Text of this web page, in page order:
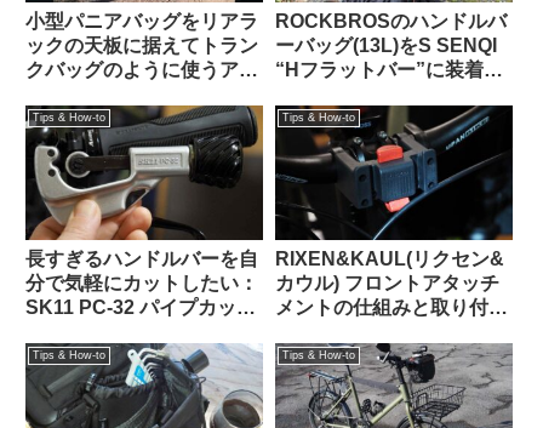
小型パニアバッグをリアラ
ックの天板に据えてトラン
クバッグのように使うアイ
ら）Ortlieb Gravel-Pack /
Quick-Rack
ROCKBROSのハンドルバ
ーバッグ(13L)をS SENQI
“Hフラットバー”に装着す
ORTLIEB HANDLEBAR
PACK 下位互換】
Tips & How-to
長すぎるハンドルバーを自
分で気軽にカットしたい：
SK11 PC-32 パイプカッタ
カスタム】
Tips & How-to
RIXEN&KAUL(リクセン&
カウル) フロントアタッチ
メントの仕組みと取り付け
Tips & How-to Tips & How-to